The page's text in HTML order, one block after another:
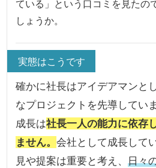
ている」という口コミを見たの
しょうか。
実態はこうです
確かに社長はアイデアマンと
なプロジェクトを先導してい
成長は社長一人の能力に依存
ません。会社として成長して
見や提案は重要と考え、日々